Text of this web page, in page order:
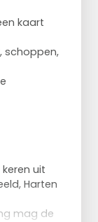
kaart
schoppen,
uit
Harten
mag de